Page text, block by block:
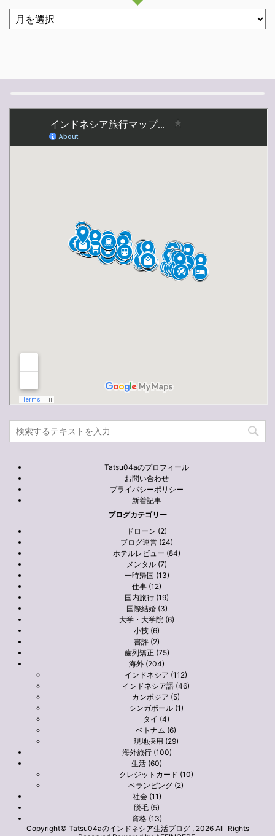
Tatsu04aのプロフィール
お問い合わせ
プライバシーポリシー
新着記事
ブログカテゴリー
ドローン (2)
ブログ運営 (24)
ホテルレビュー (84)
メンタル (7)
一時帰国 (13)
仕事 (12)
国内旅行 (19)
国際結婚 (3)
大学・大学院 (6)
小技 (6)
書評 (2)
歯列矯正 (75)
海外 (204)
インドネシア (112)
インドネシア語 (46)
カンボジア (5)
シンガポール (1)
タイ (4)
ベトナム (6)
現地採用 (29)
海外旅行 (100)
生活 (60)
クレジットカード (10)
ベランピング (2)
社会 (11)
脱毛 (5)
資格 (13)
Copyright© Tatsu04aのインドネシア生活ブログ , 2026 All Rights